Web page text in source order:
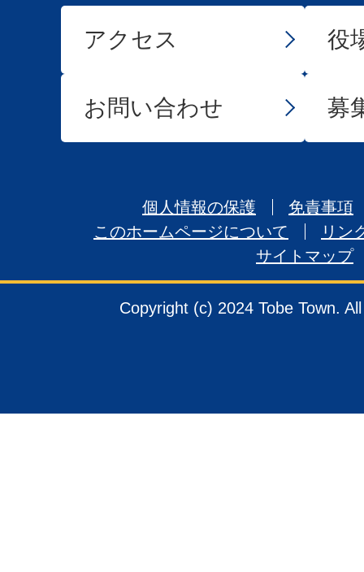
アクセス 役
お問い合わせ 募
個人情報の保護
免責事項
このホームページについて
リン
サイトマップ
Copyright (c) 2024 Tobe Town.